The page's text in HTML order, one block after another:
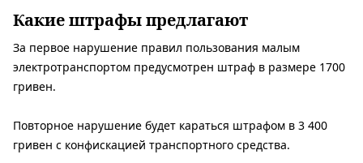
Какие штрафы предлагают
За первое нарушение правил пользования малым
электротранспортом предусмотрен штраф в размере 1700
гривен.
Повторное нарушение будет караться штрафом в 3 400
гривен с конфискацией транспортного средства.